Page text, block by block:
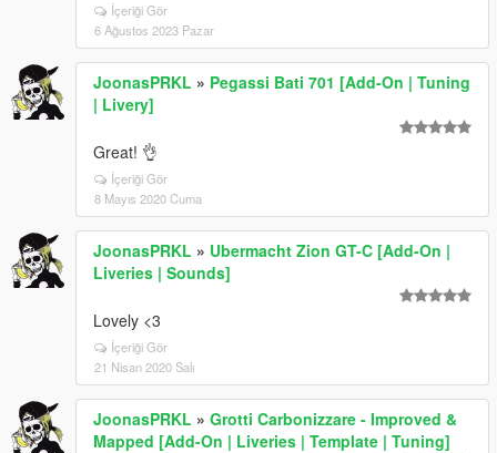
İçeriği Gör
6 Ağustos 2023 Pazar
JoonasPRKL » Pegassi Bati 701 [Add-On | Tuning
| Livery]
Great! 👌
İçeriği Gör
8 Mayıs 2020 Cuma
JoonasPRKL » Ubermacht Zion GT-C [Add-On |
Liveries | Sounds]
Lovely <3
İçeriği Gör
21 Nisan 2020 Salı
JoonasPRKL » Grotti Carbonizzare - Improved &
Mapped [Add-On | Liveries | Template | Tuning]